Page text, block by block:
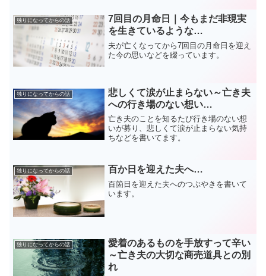
独りになってからの話
7回目の月命日｜今もまだ非現実
を生きているような…
夫が亡くなってから7回目の月命日を迎え
た今の思いなどを綴っています。
独りになってからの話
悲しくて涙が止まらない～亡き夫
への行き場のない想い…
亡き夫のことを知るたび行き場のない想
いが募り、悲しくて涙が止まらない気持
ちなどを書いてます。
独りになってからの話 百か日を迎えた夫へ…
百箇日を迎えた夫へのつぶやきを書いて
います。
独りになってからの話
愛着のあるものを手放すって辛い
～亡き夫の大切な商売道具との別
れ